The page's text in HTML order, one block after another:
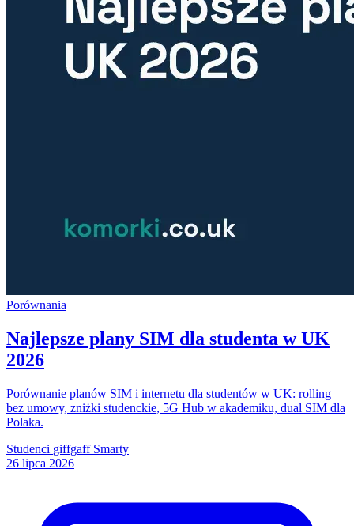
Porównania
Najlepsze plany SIM dla studenta w UK
2026
Porównanie planów SIM i internetu dla studentów w UK: rolling
bez umowy, zniżki studenckie, 5G Hub w akademiku, dual SIM dla
Polaka.
Studenci giffgaff Smarty
26 lipca 2026